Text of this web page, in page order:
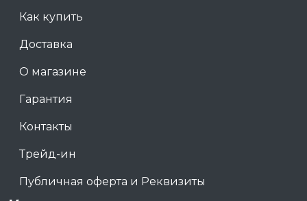
Как купить
Доставка
О магазине
Гарантия
Контакты
Трейд-ин
Публичная оферта и Реквизиты